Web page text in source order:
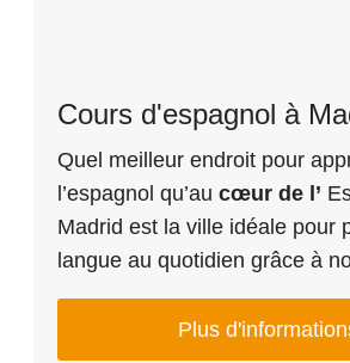
Cours d'espagnol à
Quel meilleur endroit pour
l’espagnol qu’au cœur de l’
Madrid est la ville idéale pour
langue au quotidien grâce à
Plus